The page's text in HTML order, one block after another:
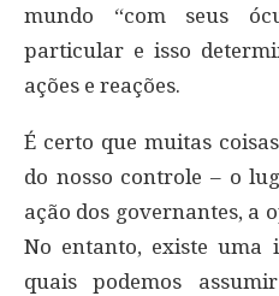
mundo “com seus
particular e isso
ações e reações.
É certo que muitas
do nosso controle – o
ação dos governantes, a
No entanto, existe uma
quais podemos